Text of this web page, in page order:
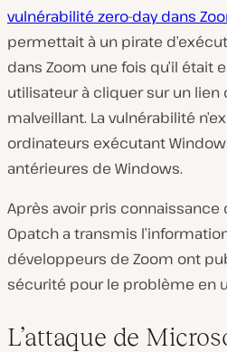
vulnérabilité zero-day dans
permettait à un pirate
dans Zoom une fois qu’il était
utilisateur à cliquer sur un lien
malveillant. La vulnérabilité
ordinateurs exécutant
antérieures de Windows.
Après avoir pris connaissance
0patch a transmis
développeurs de Zoom ont
sécurité pour le problème en
L’attaque de